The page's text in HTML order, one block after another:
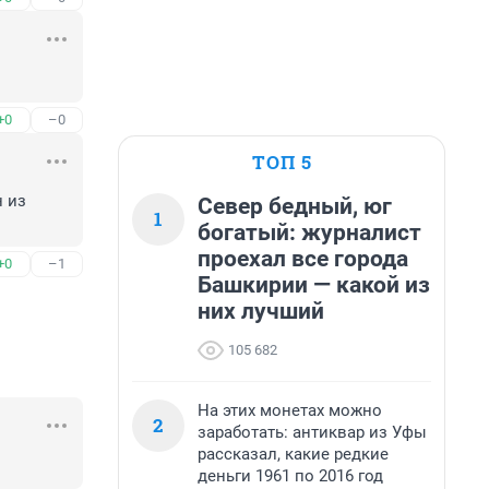
–0
из
–1
ТОП 5
1
Север бедный, юг
богатый: журналист
проехал все города
Башкирии — какой из
них лучший
105 682
2
На этих монетах можно
заработать: антиквар из Уфы
рассказал, какие редкие
деньги 1961 по 2016 год